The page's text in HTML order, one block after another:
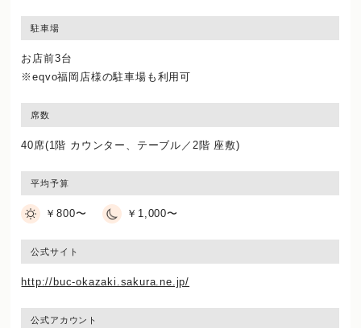
駐車場
お店前3台
※eqvo福岡店様の駐車場も利用可
席数
40席(1階 カウンター、テーブル／2階 座敷)
平均予算
￥800〜 ￥1,000〜
公式サイト
http://buc-okazaki.sakura.ne.jp/
公式アカウント